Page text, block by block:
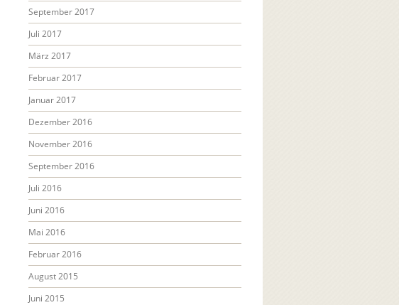
September 2017
Juli 2017
März 2017
Februar 2017
Januar 2017
Dezember 2016
November 2016
September 2016
Juli 2016
Juni 2016
Mai 2016
Februar 2016
August 2015
Juni 2015